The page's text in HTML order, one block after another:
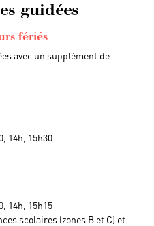
guidées
fériés
avec un supplément de
14h, 15h30
14h, 15h15
scolaires (zones B et C) et